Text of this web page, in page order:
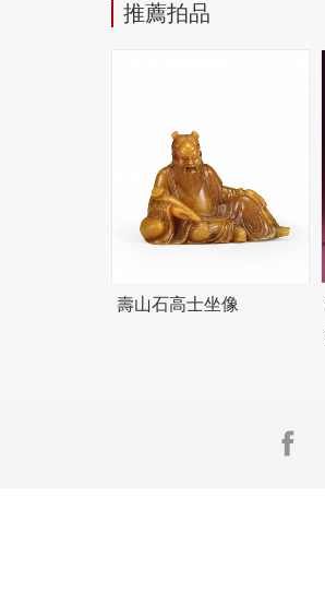
推薦拍品
壽山石高士坐像